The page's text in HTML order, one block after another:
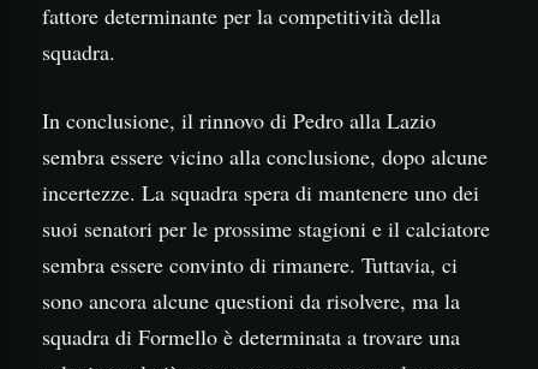
fattore determinante per la competitività della
squadra.
In conclusione, il rinnovo di Pedro alla Lazio
sembra essere vicino alla conclusione, dopo alcune
incertezze. La squadra spera di mantenere uno dei
suoi senatori per le prossime stagioni e il calciatore
sembra essere convinto di rimanere. Tuttavia, ci
sono ancora alcune questioni da risolvere, ma la
squadra di Formello è determinata a trovare una